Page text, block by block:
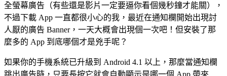
全螢幕廣告（有些還是影片一定要逼你看個幾秒鐘才能關），
不過下載 App 一直都很小心的我，最近在通知欄開始出現討
人厭的廣告 Banner，一天大概會出現個一次吧！但安裝了那
麼多的 App 到底哪個才是兇手呢？
如果你的手機系統已升級到 Android 4.1 以上，那麼當通知欄
跳出廣告時，只要長按它就會自動顯示是哪一個 App 帶來